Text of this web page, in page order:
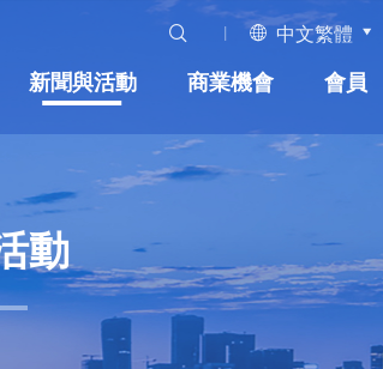
新聞與活動 商業機會 會員
中文繁體
動